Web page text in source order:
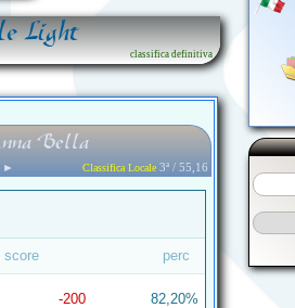
Light
classifica definitiva
Bella
► Classifica Locale 3ª / 55,16
score perc
-200 82,20%